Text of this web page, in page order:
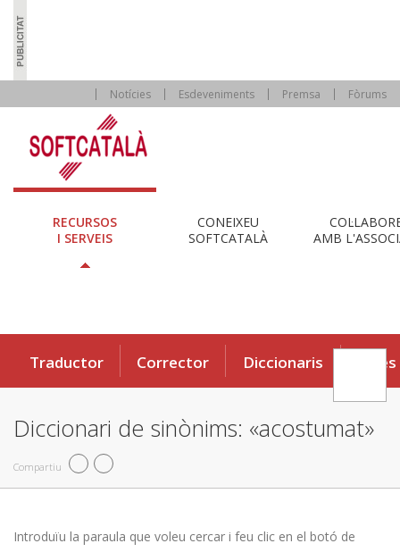
Notícies Esdeveniments Premsa Fòrums
RECURSOS
I SERVEIS
CONEIXEU
SOFTCATALÀ
AMB
Traductor Corrector Diccionaris Eines
Diccionari de sinònims: «acostumat»
Compartiu
Introduïu la paraula que voleu cercar i feu clic en el botó de